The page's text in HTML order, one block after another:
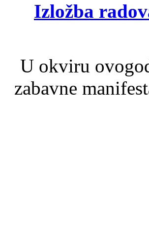
Izložba
U okviru
zabavne